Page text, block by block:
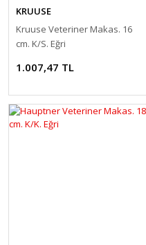
KRUUSE
Kruuse Veteriner Makas. 16
cm. K/S. Eğri
1.007,47 TL